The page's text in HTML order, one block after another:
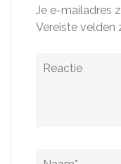
Je e-mailadres
Vereiste velden
Reactie
Naam